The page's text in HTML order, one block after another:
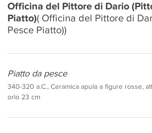
Officina del Pittore di Dario
Piatto)( Officina del Pittore di
Pesce Piatto))
Piatto da pesce
340-320 a.C., Ceramica apula a figure rosse,
orlo 23 cm